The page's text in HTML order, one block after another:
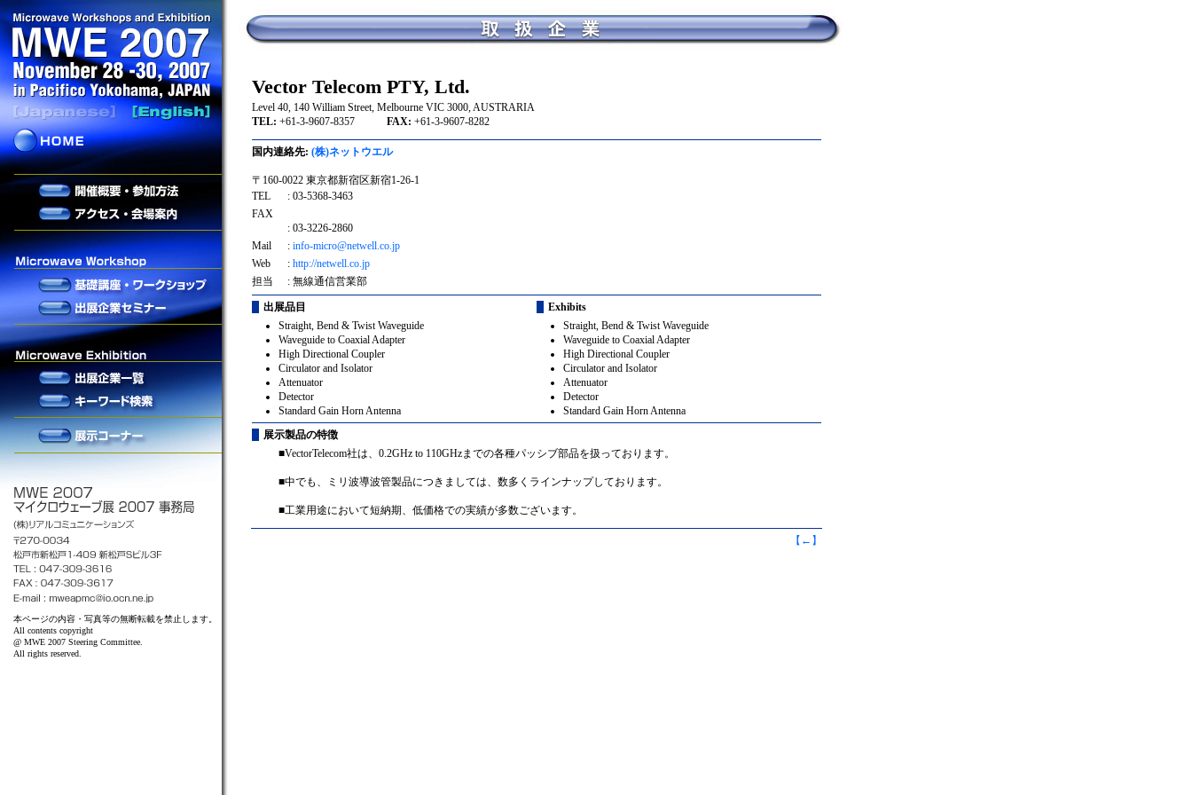
本ページの内容・写真等の無断転載を禁止します。
All contents copyright
@ MWE 2007 Steering Committee.
All rights reserved.
Vector Telecom PTY, Ltd.
Level 40, 140 William Street, Melbourne VIC 3000, AUSTRARIA
TEL: +61-3-9607-8357 FAX: +61-3-9607-8282
国内連絡先: (株)ネットウエル
〒160-0022 東京都新宿区新宿1-26-1
TEL
: 03-5368-3463
FAX
: 03-3226-2860
Mail
: info-micro@netwell.co.jp
Web
: http://netwell.co.jp
担当
: 無線通信営業部
出展品目
Straight, Bend & Twist Waveguide
Waveguide to Coaxial Adapter
High Directional Coupler
Circulator and Isolator
Attenuator
Detector
Standard Gain Horn Antenna
Exhibits
Straight, Bend & Twist Waveguide
Waveguide to Coaxial Adapter
High Directional Coupler
Circulator and Isolator
Attenuator
Detector
Standard Gain Horn Antenna
展示製品の特徴
■VectorTelecom社は、0.2GHz to 110GHzまでの各種パッシブ部品を扱っております。
■中でも、ミリ波導波管製品につきましては、数多くラインナップしております。
■工業用途において短納期、低価格での実績が多数ございます。
【 ← 】